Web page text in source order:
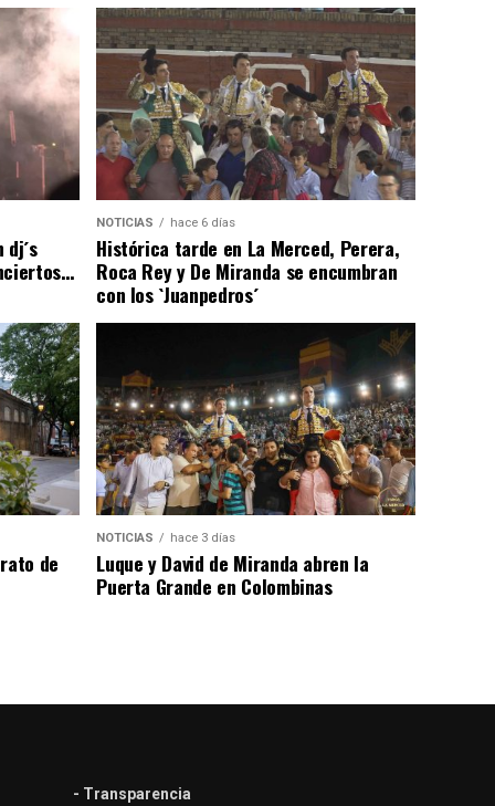
NOTICIAS hace 6 días
Histórica tarde en La Merced, Perera,
Roca Rey y De Miranda se encumbran
con los `Juanpedros´
de
NOTICIAS hace 3 días
Luque y David de Miranda abren la
Puerta Grande en Colombinas
- Transparencia